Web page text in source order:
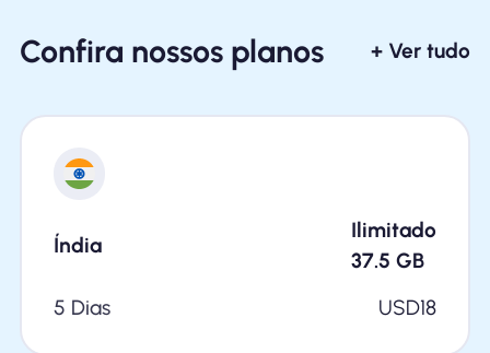
Confira nossos planos + Ver tudo
Índia
Ilimitado
37.5 GB
5 Dias
USD18